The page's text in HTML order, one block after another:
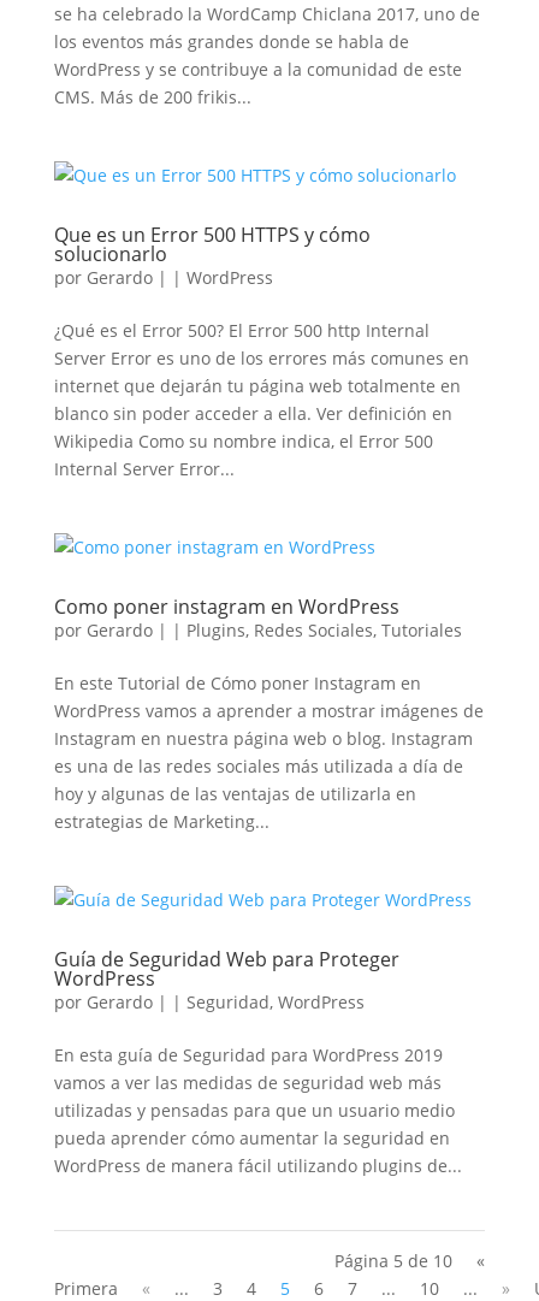
se ha celebrado la WordCamp Chiclana 2017, uno de
los eventos más grandes donde se habla de
WordPress y se contribuye a la comunidad de este
CMS. Más de 200 frikis...
Que es un Error 500 HTTPS y cómo
solucionarlo
por Gerardo| | WordPress
¿Qué es el Error 500? El Error 500 http Internal
Server Error es uno de los errores más comunes en
internet que dejarán tu página web totalmente en
blanco sin poder acceder a ella. Ver definición en
Wikipedia Como su nombre indica, el Error 500
Internal Server Error...
Como poner instagram en WordPress
por Gerardo| | Plugins, Redes Sociales, Tutoriales
En este Tutorial de Cómo poner Instagram en
WordPress vamos a aprender a mostrar imágenes de
Instagram en nuestra página web o blog. Instagram
es una de las redes sociales más utilizada a día de
hoy y algunas de las ventajas de utilizarla en
estrategias de Marketing...
Guía de Seguridad Web para Proteger
WordPress
por Gerardo| | Seguridad, WordPress
En esta guía de Seguridad para WordPress 2019
vamos a ver las medidas de seguridad web más
utilizadas y pensadas para que un usuario medio
pueda aprender cómo aumentar la seguridad en
WordPress de manera fácil utilizando plugins de...
Página 5 de 10
«
Primera
« ... 3 4 5 6 7 ... 10 ... »